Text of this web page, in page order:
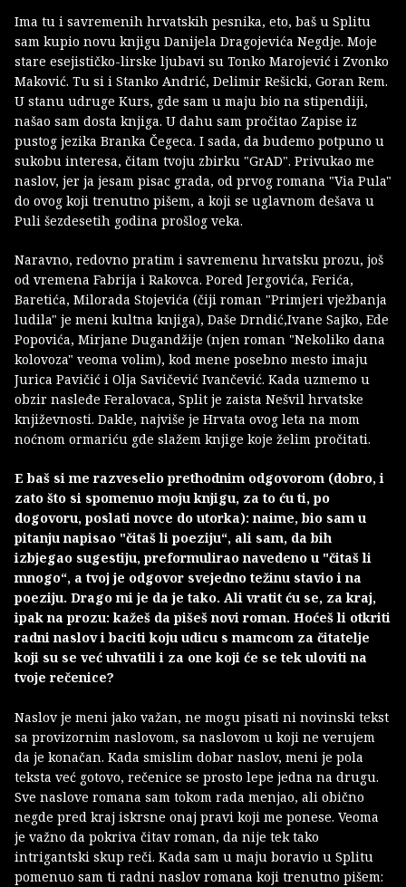
Ima tu i savremenih hrvatskih pesnika, eto, baš u Splitu
sam kupio novu knjigu Danijela Dragojevića Negdje. Moje
stare esejističko-lirske ljubavi su Tonko Marojević i Zvonko
Maković. Tu si i Stanko Andrić, Delimir Rešicki, Goran Rem.
U stanu udruge Kurs, gde sam u maju bio na stipendiji,
našao sam dosta knjiga. U dahu sam pročitao Zapise iz
pustog jezika Branka Čegeca. I sada, da budemo potpuno u
sukobu interesa, čitam tvoju zbirku "GrAD". Privukao me
naslov, jer ja jesam pisac grada, od prvog romana "Via Pula"
do ovog koji trenutno pišem, a koji se uglavnom dešava u
Puli šezdesetih godina prošlog veka.
Naravno, redovno pratim i savremenu hrvatsku prozu, još
od vremena Fabrija i Rakovca. Pored Jergovića, Ferića,
Baretića, Milorada Stojevića (čiji roman "Primjeri vježbanja
ludila" je meni kultna knjiga), Daše Drndić,Ivane Sajko, Ede
Popovića, Mirjane Dugandžije (njen roman "Nekoliko dana
kolovoza" veoma volim), kod mene posebno mesto imaju
Jurica Pavičić i Olja Savičević Ivančević. Kada uzmemo u
obzir nasleđe Feralovaca, Split je zaista Nešvil hrvatske
književnosti. Dakle, najviše je Hrvata ovog leta na mom
noćnom ormariću gde slažem knjige koje želim pročitati.
E baš si me razveselio prethodnim odgovorom (dobro, i
zato što si spomenuo moju knjigu, za to ću ti, po
dogovoru, poslati novce do utorka): naime, bio sam u
pitanju napisao "čitaš li poeziju“, ali sam, da bih
izbjegao sugestiju, preformulirao navedeno u "čitaš li
mnogo“, a tvoj je odgovor svejedno težinu stavio i na
poeziju. Drago mi je da je tako. Ali vratit ću se, za kraj,
ipak na prozu: kažeš da pišeš novi roman. Hoćeš li otkriti
radni naslov i baciti koju udicu s mamcom za čitatelje
koji su se već uhvatili i za one koji će se tek uloviti na
tvoje rečenice?
Naslov je meni jako važan, ne mogu pisati ni novinski tekst
sa provizornim naslovom, sa naslovom u koji ne verujem
da je konačan. Kada smislim dobar naslov, meni je pola
teksta već gotovo, rečenice se prosto lepe jedna na drugu.
Sve naslove romana sam tokom rada menjao, ali obično
negde pred kraj iskrsne onaj pravi koji me ponese. Veoma
je važno da pokriva čitav roman, da nije tek tako
intrigantski skup reči. Kada sam u maju boravio u Splitu
pomenuo sam ti radni naslov romana koji trenutno pišem: